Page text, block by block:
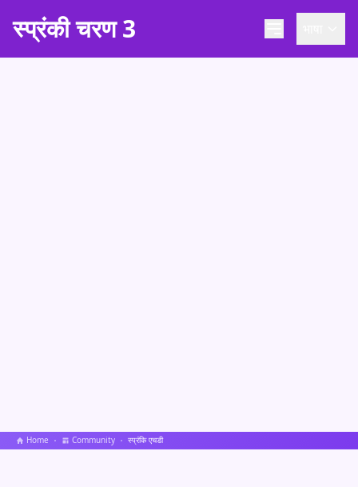
स्प्रंकी चरण 3
Home Community स्प्रंकि एचडी